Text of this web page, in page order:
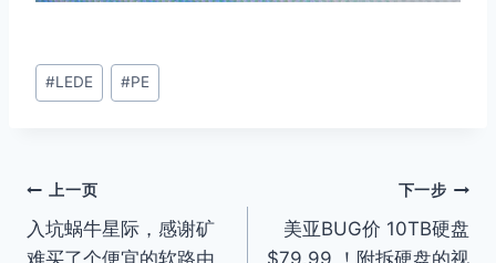
文
章
#LEDE #PE
文
章
上一页
入坑蜗牛星际，感谢矿
难买了个便宜的软路由
下一步
美亚BUG价 10TB硬盘
$79.99 ！附拆硬盘的视